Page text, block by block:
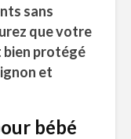
sans
que votre
bien protégé
et
bébé